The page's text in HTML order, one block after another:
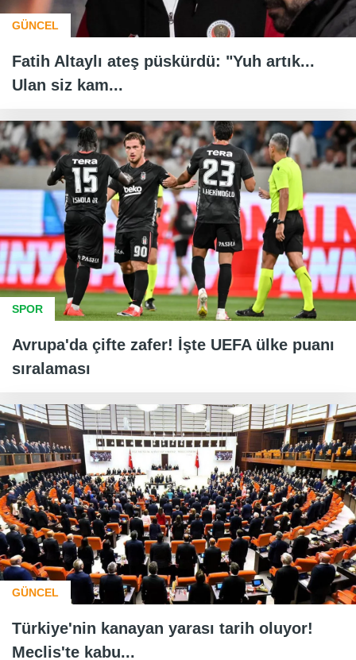
GÜNCEL
Fatih Altaylı ateş püskürdü: "Yuh artık...
Ulan siz kam...
SPOR
Avrupa'da çifte zafer! İşte UEFA ülke puanı
sıralaması
GÜNCEL
Türkiye'nin kanayan yarası tarih oluyor!
Meclis'te kabu...